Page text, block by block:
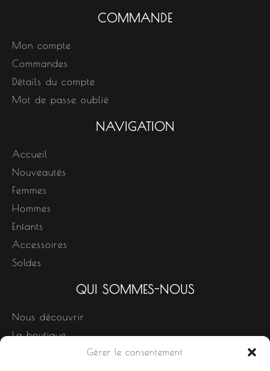
Gérer le consentement
COMMANDE
Mon compte
Commandes
Détails du compte
Mot de passe oublié
NAVIGATION
Accueil
Nouveautés
Femmes
Hommes
Enfants
Accessoires
Soldes
QUI SOMMES-NOUS
Nous découvrir
La boutique